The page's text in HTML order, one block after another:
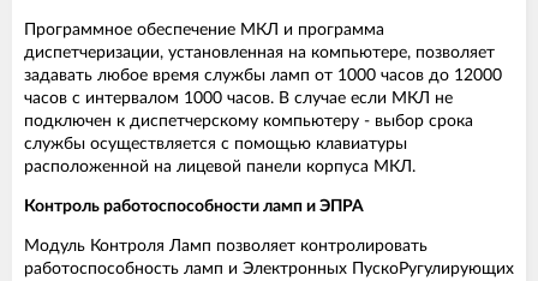
Программное обеспечение МКЛ и программа
диспетчеризации, установленная на компьютере, позволяет
задавать любое время службы ламп от 1000 часов до 12000
часов с интервалом 1000 часов. В случае если МКЛ не
подключен к диспетчерскому компьютеру - выбор срока
службы осуществляется с помощью клавиатуры
расположенной на лицевой панели корпуса МКЛ.
Контроль работоспособности ламп и ЭПРА
Модуль Контроля Ламп позволяет контролировать
работоспособность ламп и Электронных ПускоРугулирующих